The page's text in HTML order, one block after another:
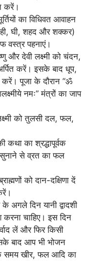
करें।
का विधिवत आवाहन
घी, शहद और शक्कर)
वस्त्र पहनाएं।
और देवी लक्ष्मी को चंदन,
करें। इसके बाद धूप,
पूजा के दौरान “ॐ
नमः” मंत्रों का जाप
को तुलसी दल, फल,
कथा का श्रद्धापूर्वक
से व्रत का फल
को दान-दक्षिणा दें
अगले दिन यानी द्वादशी
करना चाहिए। इस दिन
लें और फिर किसी
बाद आप भी भोजन
समय खीर, फल आदि का